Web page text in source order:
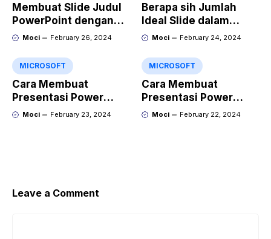
Membuat Slide Judul
PowerPoint dengan
Video Animasi
Moci February 26, 2024
Berapa sih Jumlah
Ideal Slide dalam
Sebuah Materi Power
Moci February 24, 2024
MICROSOFT
Cara Membuat
Presentasi Power
Point yang Keren
Moci February 23, 2024
MICROSOFT
Cara Membuat
Presentasi Power
Point yang Menarik
Moci February 22, 2024
Leave a Comment